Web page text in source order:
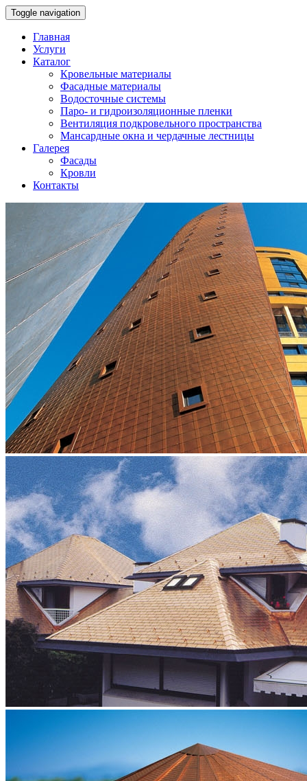
Toggle navigation
Главная
Услуги
Каталог
Кровельные материалы
Фасадные материалы
Водосточные системы
Паро- и гидроизоляционные пленки
Вентиляция подкровельного пространства
Мансардные окна и чердачные лестницы
Галерея
Фасады
Кровли
Контакты